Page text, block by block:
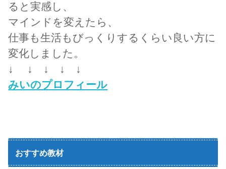
ると実感し、
マインドを変えたら、
仕事も生活もびっくりするくらい良い方に
変化しました。
↓ ↓ ↓ ↓ ↓
みいのプロフィール
おすすめ教材